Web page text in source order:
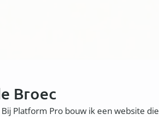
Broec
Platform Pro bouw ik een website die